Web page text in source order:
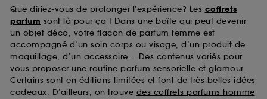
Que diriez-vous de prolonger l’expérience? Les coffrets
parfum sont là pour ça ! Dans une boîte qui peut devenir
un objet déco, votre flacon de parfum femme est
accompagné d’un soin corps ou visage, d’un produit de
maquillage, d’un accessoire... Des contenus variés pour
vous proposer une routine parfum sensorielle et glamour.
Certains sont en éditions limitées et font de très belles idées
cadeaux. D’ailleurs, on trouve des coffrets parfums homme